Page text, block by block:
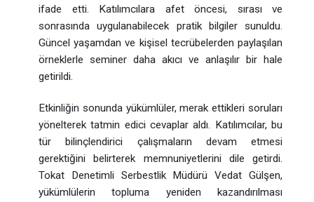
ifade etti. Katılımcılara afet öncesi, sırası ve
sonrasında uygulanabilecek pratik bilgiler sunuldu.
Güncel yaşamdan ve kişisel tecrübelerden paylaşılan
örneklerle seminer daha akıcı ve anlaşılır bir hale
getirildi.
Etkinliğin sonunda yükümlüler, merak ettikleri soruları
yönelterek tatmin edici cevaplar aldı. Katılımcılar, bu
tür bilinçlendirici çalışmaların devam etmesi
gerektiğini belirterek memnuniyetlerini dile getirdi.
Tokat Denetimli Serbestlik Müdürü Vedat Gülşen,
yükümlülerin topluma yeniden kazandırılması